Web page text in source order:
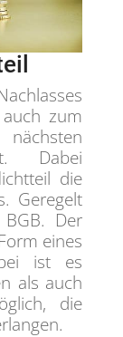
zum
Dabei
die
Geregelt
Der
eines
ist es
als auch
die